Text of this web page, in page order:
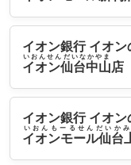
イオン銀行 イオ
イオン仙台中山
いおんせんだいなかやま
店
イオン銀行 イオ
イオンモール仙台
いおんもーるせんだいかみ